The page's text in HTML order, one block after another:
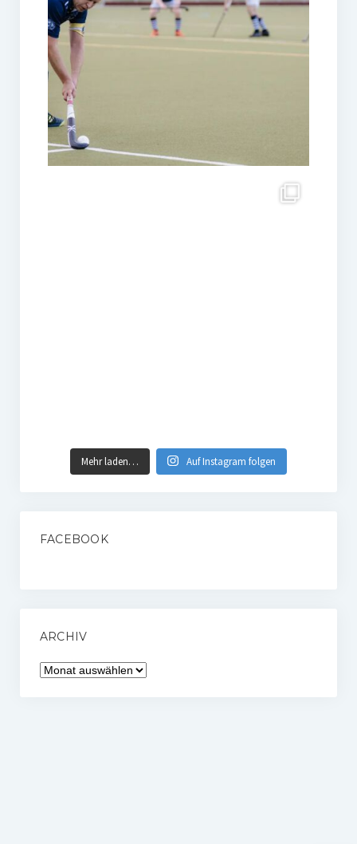
Mehr laden… Auf Instagram folgen
FACEBOOK
ARCHIV
Archiv